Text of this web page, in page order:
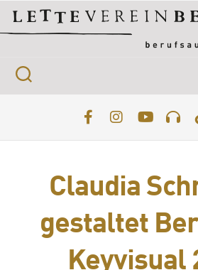
content
Claudia
gestaltet
Keyvisual